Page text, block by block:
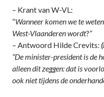
– Krant van W-VL:
“Wanneer komen we te
West-Vlaanderen wordt?”
– Antwoord Hilde Crevits:
“De minister-president is de
alleen dit zeggen: dat is
ook niet tijdens de